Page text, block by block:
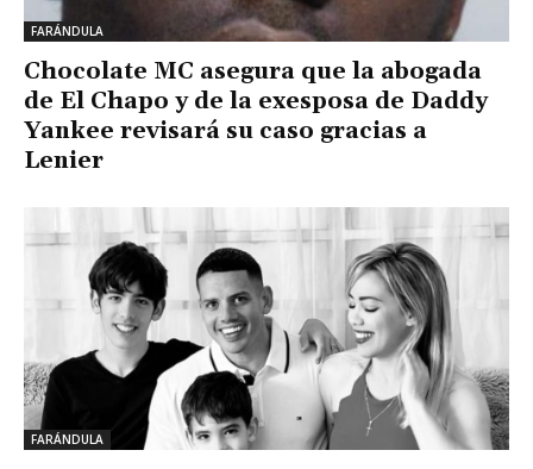
FARÁNDULA
Chocolate MC asegura que la abogada
de El Chapo y de la exesposa de Daddy
Yankee revisará su caso gracias a
Lenier
FARÁNDULA